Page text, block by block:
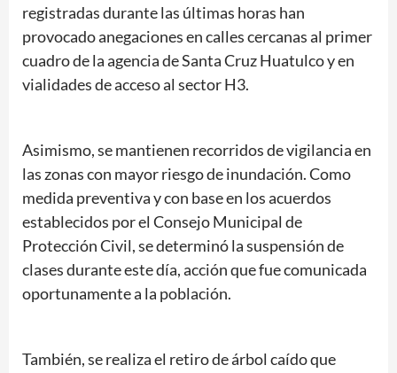
registradas durante las últimas horas han
provocado anegaciones en calles cercanas al primer
cuadro de la agencia de Santa Cruz Huatulco y en
vialidades de acceso al sector H3.
Asimismo, se mantienen recorridos de vigilancia en
las zonas con mayor riesgo de inundación. Como
medida preventiva y con base en los acuerdos
establecidos por el Consejo Municipal de
Protección Civil, se determinó la suspensión de
clases durante este día, acción que fue comunicada
oportunamente a la población.
También, se realiza el retiro de árbol caído que